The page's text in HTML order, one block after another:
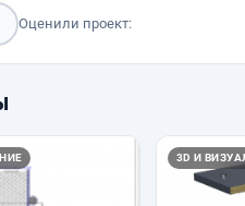
Оценили проект:
3D И